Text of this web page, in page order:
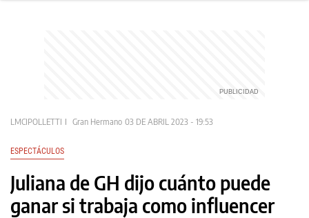
LMCIPOLLETTI Gran Hermano 03 DE ABRIL 2023 - 19:53
ESPECTÁCULOS
Juliana de GH dijo cuánto puede
ganar si trabaja como influencer